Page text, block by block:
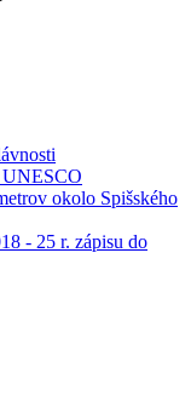
okolo Spišského
- 25 r. zápisu do